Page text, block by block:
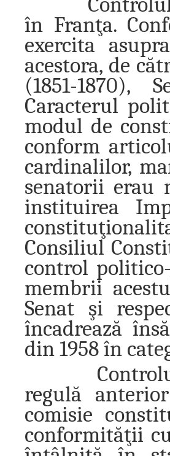
în Franţa.
exercita
acestora, de
(1851-
Caracterul
modul de
conform
cardinalilor,
senatorii erau
instituirea
Consiliul
control
membrii
Senat şi
încadrează
din 1958 în
Controlul
regulă
comisie
conformităţii